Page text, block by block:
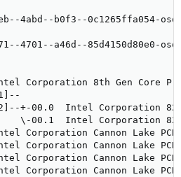
4abd--b0f3--0c1265ffa054-
4701--a46d--85d4150d80e0-
Corporation 8th Gen Core
--
--+-00.0  Intel Corporation
\ -00.1  Intel Corporation
Corporation Cannon Lake
Corporation Cannon Lake
Corporation Cannon Lake PCH
Corporation Cannon Lake